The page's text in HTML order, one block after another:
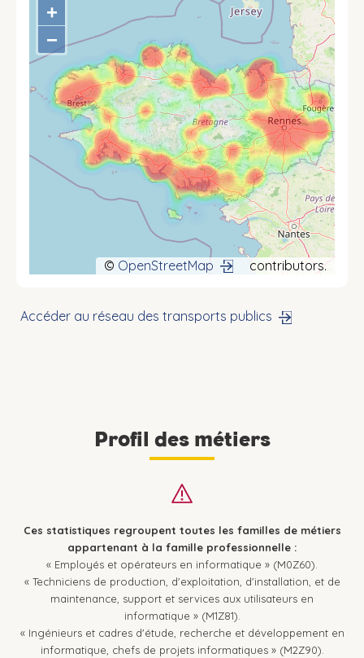
+
−
© OpenStreetMap contributors.
Accéder au réseau des transports publics
Profil des métiers
Ces statistiques regroupent toutes les familles de métiers
appartenant à la famille professionnelle :
« Employés et opérateurs en informatique » (M0Z60).
« Techniciens de production, d'exploitation, d'installation, et de
maintenance, support et services aux utilisateurs en
informatique » (M1Z81).
« Ingénieurs et cadres d'étude, recherche et développement en
informatique, chefs de projets informatiques » (M2Z90).